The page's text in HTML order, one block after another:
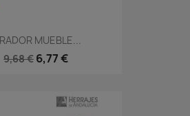
MUEBLE...
9,68 € 6,77 €